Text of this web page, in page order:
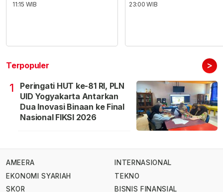
11:15 WIB
23:00 WIB
Terpopuler >
1
Peringati HUT ke-81 RI, PLN
UID Yogyakarta Antarkan
Dua Inovasi Binaan ke Final
Nasional FIKSI 2026
AMEERA
EKONOMI SYARIAH
SKOR
INTERNASIONAL
TEKNO
BISNIS FINANSIAL